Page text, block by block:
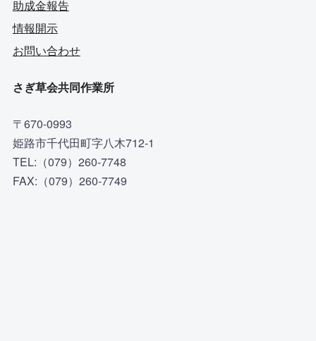
助成金報告
情報開示
お問い合わせ
さぎ草会共同作業所
〒670-0993
姫路市千代田町字八木712-1
TEL:（079）260-7748
FAX:（079）260-7749